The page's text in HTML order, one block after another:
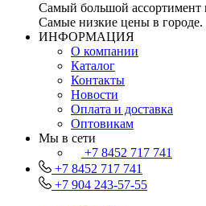
Самый большой ассортимент
Самые низкие цены в городе.
ИНФОРМАЦИЯ
О компании
Каталог
Контакты
Новости
Оплата и доставка
Оптовикам
Мы в сети
+7 8452 717 741
+7 8452 717 741
+7 904 243-57-55